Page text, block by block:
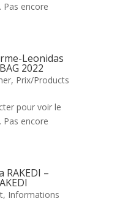
Pas encore
Leonidas
2022
, Prix/Products
pour voir le
Pas encore
RAKEDI –
, Informations